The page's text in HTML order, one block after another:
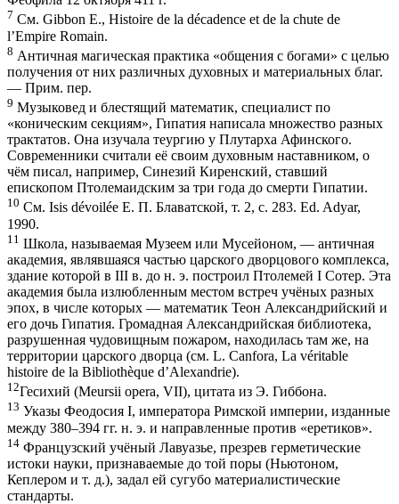
7 См. Gibbon E., Histoire de la décadence et de la chute de
l’Empire Romain.
8 Античная магическая практика «общения с богами» с целью
получения от них различных духовных и материальных благ.
— Прим. пер.
9 Музыковед и блестящий математик, специалист по
«коническим секциям», Гипатия написала множество разных
трактатов. Она изучала теургию у Плутарха Афинского.
Современники считали её своим духовным наставником, о
чём писал, например, Синезий Киренский, ставший
епископом Птолемаидским за три года до смерти Гипатии.
10 См. Isis dévoilée Е. П. Блаватской, т. 2, с. 283. Ed. Adyar,
1990.
11 Школа, называемая Музеем или Мусейоном, — античная
академия, являвшаяся частью царского дворцового комплекса,
здание которой в III в. до н. э. построил Птолемей I Сотер. Эта
академия была излюбленным местом встреч учёных разных
эпох, в числе которых — математик Теон Александрийский и
его дочь Гипатия. Громадная Александрийская библиотека,
разрушенная чудовищным пожаром, находилась там же, на
территории царского дворца (см. L. Canfora, La véritable
histoire de la Bibliothèque d’Alexandrie).
12Гесихий (Meursii opera, VII), цитата из Э. Гиббона.
13 Указы Феодосия I, императора Римской империи, изданные
между 380–394 гг. н. э. и направленные против «еретиков».
14 Французский учёный Лавуазье, презрев герметические
истоки науки, признаваемые до той поры (Ньютоном,
Кеплером и т. д.), задал ей сугубо материалистические
стандарты.